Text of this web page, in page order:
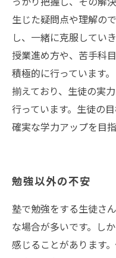
生じた疑問点や理解の
し、一緒に克服してい
授業進め方や、苦手科
積極的に行っています
揃えており、生徒の実
行っています。生徒の
確実な学力アップを目指
勉強以外の不安
塾で勉強をする生徒さ
な場合が多いです。し
感じることがあります